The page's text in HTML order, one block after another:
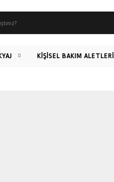
KİŞİSEL BAKIM ALETLERİ